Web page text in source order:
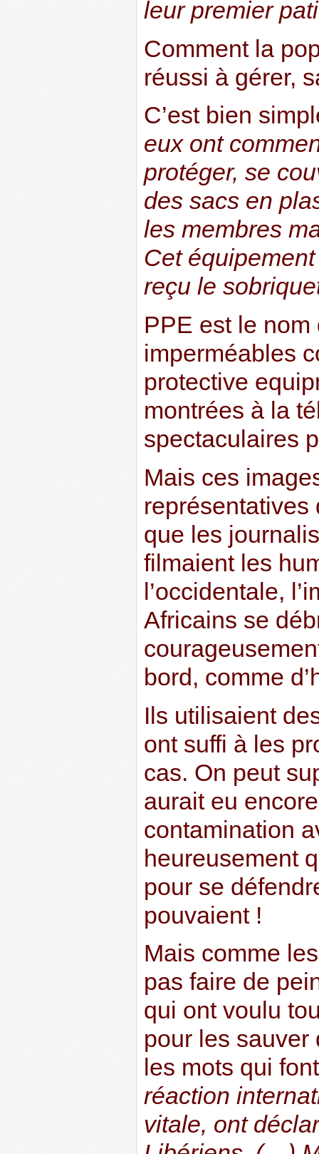
leur premier
Comment la
réussi à gérer,
C’est bien
eux ont
protéger, se
des sacs en
les membres
Cet
reçu le
PPE est le nom
imperméables
protective
montrées à la
spectaculaires
Mais ces
représentatives
que les
filmaient les
l’occidentale,
Africains se
bord, comme
Ils utilisaient
ont suffi à les
cas. On peut
aurait eu
contamination
heureusement
pour se
pouvaient !
Mais comme
pas faire de
qui ont voulu
pour les sauver
les mots qui
réaction
vitale, ont